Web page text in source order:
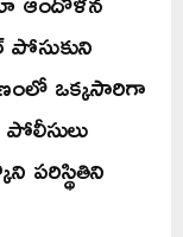
ఒక్కసారిగా
పరిస్థితిని